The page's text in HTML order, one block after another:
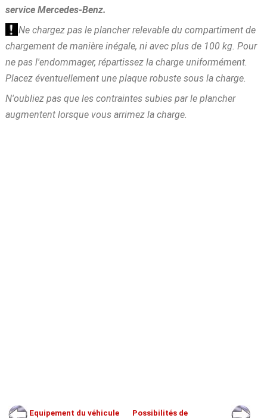
service Mercedes-Benz.
Ne chargez pas le plancher relevable du compartiment de
chargement de manière inégale, ni avec plus de 100 kg. Pour
ne pas l'endommager, répartissez la charge uniformément.
Placez éventuellement une plaque robuste sous la charge.
N'oubliez pas que les contraintes subies par le plancher
augmentent lorsque vous arrimez la charge.
Equipement du véhicule
Possibilités de